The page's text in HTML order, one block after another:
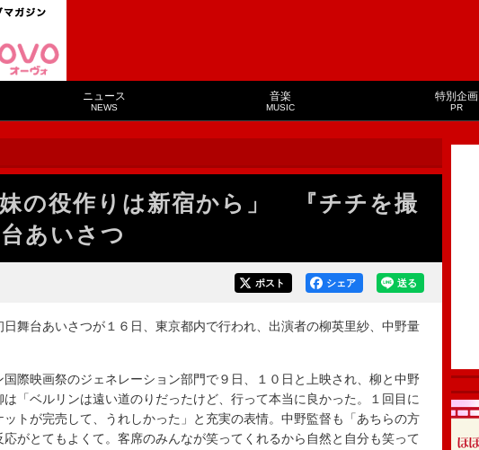
ニュース
NEWS
音楽
MUSIC
特別企画
PR
の役作りは新宿から」 『チチを撮
あいさつ
送る
シェア
ポスト
舞台あいさつが１６日、東京都内で行われ、出演者の柳英里紗、中野量
際映画祭のジェネレーション部門で９日、１０日と上映され、柳と中野
「ベルリンは遠い道のりだったけど、行って本当に良かった。１回目に
ットが完売して、うれしかった」と充実の表情。中野監督も「あちらの方
がとてもよくて。客席のみんなが笑ってくれるから自然と自分も笑って